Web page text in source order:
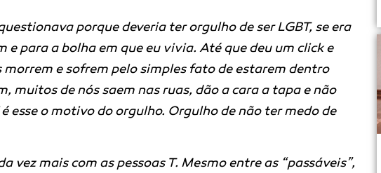
porque deveria ter orgulho de ser LGBT, se era
para a bolha em que eu vivia. Até que deu um click e
morrem e sofrem pelo simples fato de estarem dentro
muitos de nós saem nas ruas, dão a cara a tapa e não
esse o motivo do orgulho. Orgulho de não ter medo de
vez mais com as pessoas T. Mesmo entre as “passáveis”,